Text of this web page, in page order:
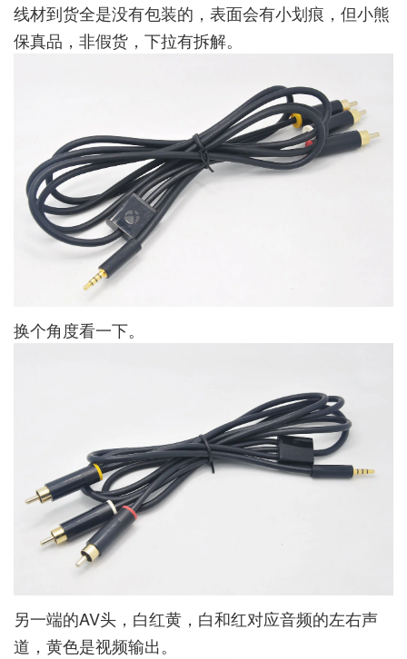
线材到货全是没有包装的，表面会有小划痕，但小熊
保真品，非假货，下拉有拆解。
换个角度看一下。
另一端的AV头，白红黄，白和红对应音频的左右声
道，黄色是视频输出。